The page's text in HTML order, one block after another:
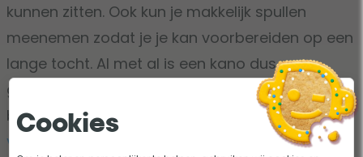
kunnen zitten. Ook kun je makkelijk spullen
meenemen zodat je je kan voorbereiden op een
lange tocht. Al met al is een kano dus een
garantie voor gezelligheid. Om de kano op te
blazen is het makkelijk om een
hand-,
voetpomp
te
Cookies